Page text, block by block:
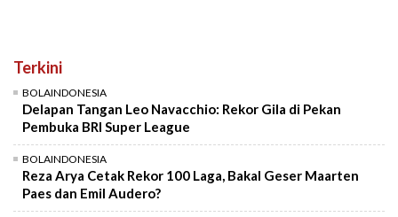
Terkini
BOLAINDONESIA
Delapan Tangan Leo Navacchio: Rekor Gila di Pekan
Pembuka BRI Super League
BOLAINDONESIA
Reza Arya Cetak Rekor 100 Laga, Bakal Geser Maarten
Paes dan Emil Audero?